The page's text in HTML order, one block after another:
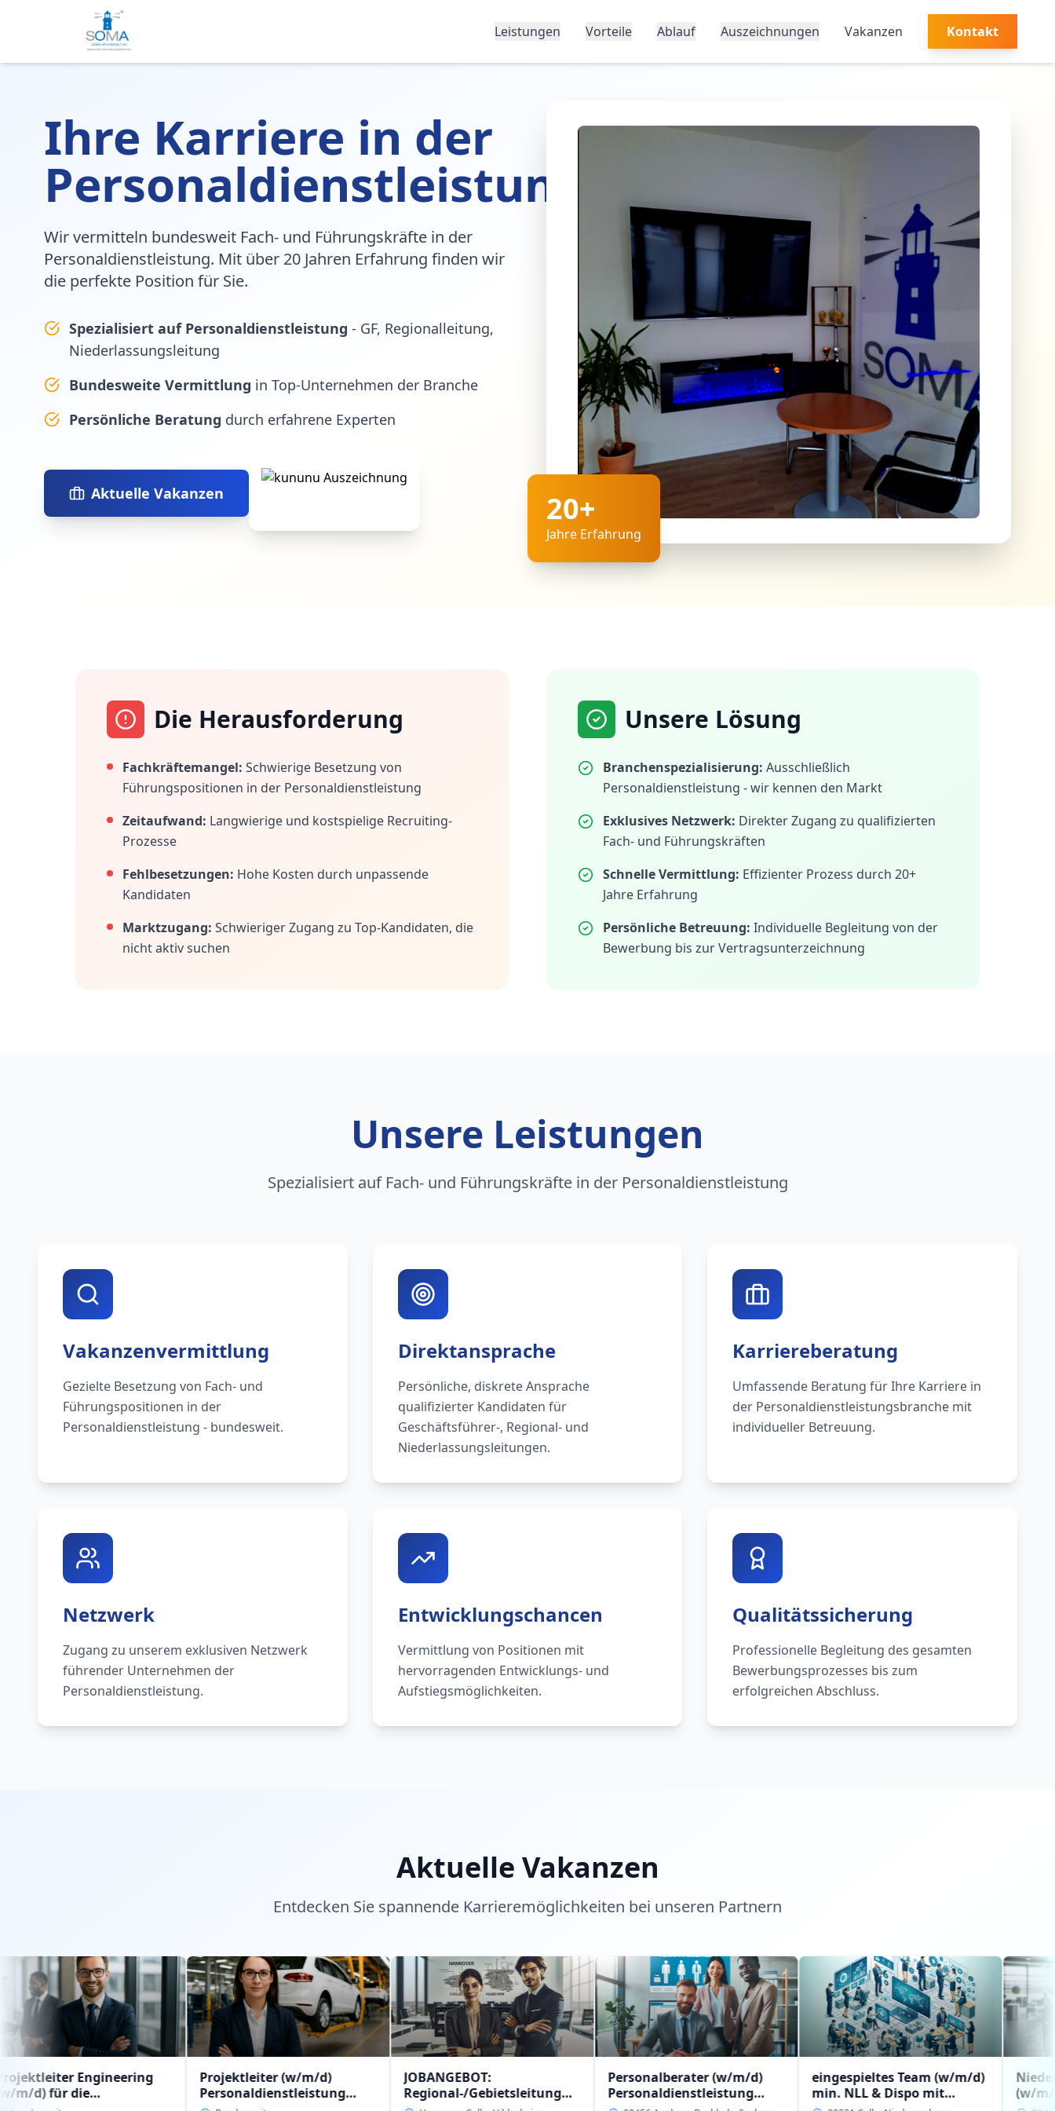
Leistungen Vorteile Ablauf Auszeichnungen Vakanzen Kontakt
Ihre Karriere in der
Personaldienstleistung
Wir vermitteln bundesweit Fach- und Führungskräfte in der
Personaldienstleistung. Mit über 20 Jahren Erfahrung finden wir
die perfekte Position für Sie.
Spezialisiert auf Personaldienstleistung - GF, Regionalleitung,
Niederlassungsleitung
Bundesweite Vermittlung in Top-Unternehmen der Branche
Persönliche Beratung durch erfahrene Experten
Aktuelle Vakanzen 20+
Jahre Erfahrung
Die Herausforderung
Fachkräftemangel: Schwierige Besetzung von
Führungspositionen in der Personaldienstleistung
Zeitaufwand: Langwierige und kostspielige Recruiting-
Prozesse
Fehlbesetzungen: Hohe Kosten durch unpassende
Kandidaten
Marktzugang: Schwieriger Zugang zu Top-Kandidaten, die
nicht aktiv suchen
Unsere Lösung
Branchenspezialisierung: Ausschließlich
Personaldienstleistung - wir kennen den Markt
Exklusives Netzwerk: Direkter Zugang zu qualifizierten
Fach- und Führungskräften
Schnelle Vermittlung: Effizienter Prozess durch 20+
Jahre Erfahrung
Persönliche Betreuung: Individuelle Begleitung von der
Bewerbung bis zur Vertragsunterzeichnung
Unsere Leistungen
Spezialisiert auf Fach- und Führungskräfte in der Personaldienstleistung
Vakanzenvermittlung
Gezielte Besetzung von Fach- und
Führungspositionen in der
Personaldienstleistung - bundesweit.
Direktansprache
Persönliche, diskrete Ansprache
qualifizierter Kandidaten für
Geschäftsführer-, Regional- und
Niederlassungsleitungen.
Karriereberatung
Umfassende Beratung für Ihre Karriere in
der Personaldienstleistungsbranche mit
individueller Betreuung.
Netzwerk
Zugang zu unserem exklusiven Netzwerk
führender Unternehmen der
Personaldienstleistung.
Entwicklungschancen
Vermittlung von Positionen mit
hervorragenden Entwicklungs- und
Aufstiegsmöglichkeiten.
Qualitätssicherung
Professionelle Begleitung des gesamten
Bewerbungsprozesses bis zum
erfolgreichen Abschluss.
Aktuelle Vakanzen
Entdecken Sie spannende Karrieremöglichkeiten bei unseren Partnern
Engineering
die
Projektleiter (w/m/d)
Personaldienstleistung
JOBANGEBOT:
Regional-/Gebietsleitung
Personalberater (w/m/d)
Personaldienstleistung
eingespieltes Team (w/m/d)
min. NLL & Dispo mit
(w/m/d) mit